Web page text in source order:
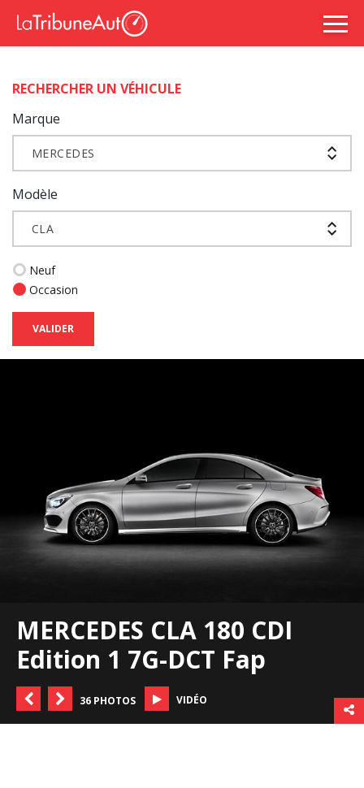
RECHERCHER UN VÉHICULE
Marque
MERCEDES
Modèle
CLA
Neuf
Occasion
VALIDER
MERCEDES CLA 180 CDI
Edition 1 7G-DCT Fap
36 PHOTOS VIDÉO